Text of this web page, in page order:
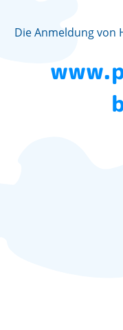
Die Anmeldung von